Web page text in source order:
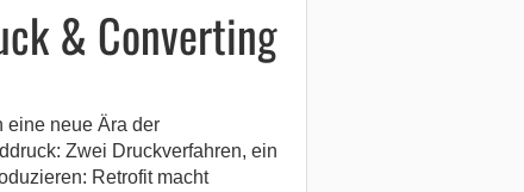
& Converting
eine neue Ära der
Zwei Druckverfahren, ein
Retrofit macht